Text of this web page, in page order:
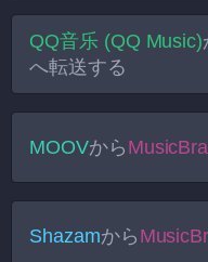
QQ音乐 (QQ Music)
へ転送する
MOOVから
Shazamから